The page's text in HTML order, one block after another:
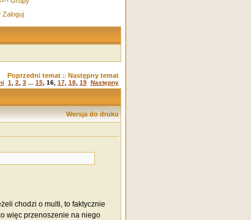
Zaloguj
Poprzedni temat:: Następny temat
1 2 3... 15, 16, 17, 18, 19 Następny
Wersja do druku
chodzi o multi, to faktycznie
więc przenoszenie na niego